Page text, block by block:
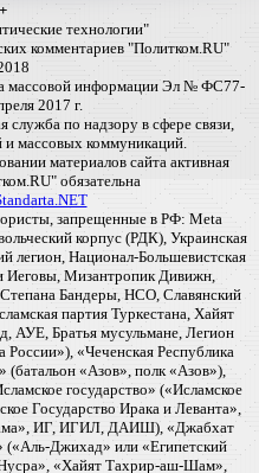
технологии"
комментариев "Политком.RU"
массовой информации Эл № ФС77-
2017 г.
по надзору в сфере связи,
массовых коммуникаций.
материалов сайта активная
обязательна
запрещенные в РФ: Meta
корпус (РДК), Украинская
легион, Национал-Большевистская
Иеговы, Мизантропик Дивижн,
Бандеры, НСО, Славянский
партия Туркестана, Хайят
АУЕ, Братья мусульмане, Легион
«Чеченская Республика
«Азов», полк «Азов»),
государство» («Исламское
Государство Ирака и Леванта»,
ИГ, ИГИЛ, ДАИШ), «Джабхат
Джихад» или «Египетский
«Хайят Тахрир-аш-Шам»,